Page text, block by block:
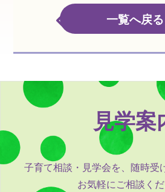
一覧へ戻る
見学案
子育て相談・見学会を、随時受
お気軽にご相談くだ